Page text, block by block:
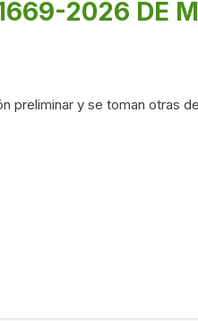
2026 DE
preliminar y se toman otras